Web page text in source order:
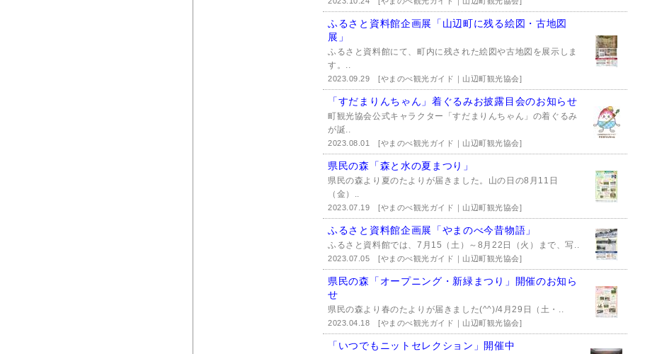
ふるさと資料館企画展「山辺町に残る絵図・古地図
展」
ふるさと資料館にて、町内に残された絵図や古地図を展示しま
す。..
2023.09.29[やまのべ観光ガイド｜山辺町観光協会]
「すだまりんちゃん」着ぐるみお披露目会のお知らせ
町観光協会公式キャラクター「すだまりんちゃん」の着ぐるみ
が誕..
2023.08.01[やまのべ観光ガイド｜山辺町観光協会]
県民の森「森と水の夏まつり」
県民の森より夏のたよりが届きました。山の日の8月11日
（金）..
2023.07.19[やまのべ観光ガイド｜山辺町観光協会]
ふるさと資料館企画展「やまのべ今昔物語」
ふるさと資料館では、7月15（土）～8月22日（火）まで、写..
2023.07.05[やまのべ観光ガイド｜山辺町観光協会]
県民の森「オープニング・新緑まつり」開催のお知ら
せ
県民の森より春のたよりが届きました(^^)/4月29日（土・..
2023.04.18[やまのべ観光ガイド｜山辺町観光協会]
「いつでもニットセレクション」開催中